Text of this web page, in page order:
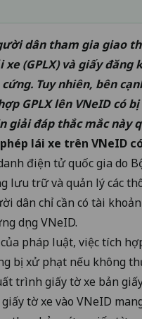
dân tham gia giao
(GPLX) và giấy đăng
Tuy nhiên, bên
GPLX lên VNeID có
giải đáp thắc mắc này
lái xe trên VNeID
điện tử quốc gia do
lưu trữ và quản lý các
dân chỉ cần có tài
dụng VNeID.
pháp luật, việc tích
bị xử phạt nếu không
trình giấy tờ xe bản
tờ xe vào VNeID